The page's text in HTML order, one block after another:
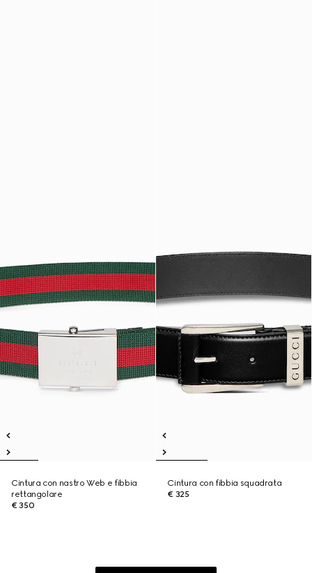
Cintura con nastro Web e fibbia
rettangolare
€ 350
Cintura con fibbia squadrata
€ 325